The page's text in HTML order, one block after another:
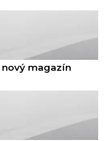
magazín